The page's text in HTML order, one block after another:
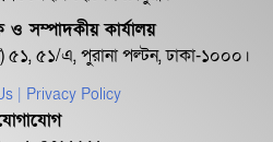
ও সম্পাদকীয় কার্যালয়
৫১, ৫১/এ, পুরানা পল্টন, ঢাকা-১০০০।
| Privacy Policy